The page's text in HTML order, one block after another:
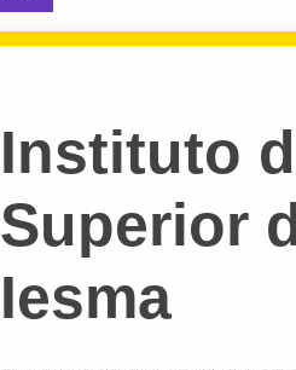
Instituto
Superior
Iesma